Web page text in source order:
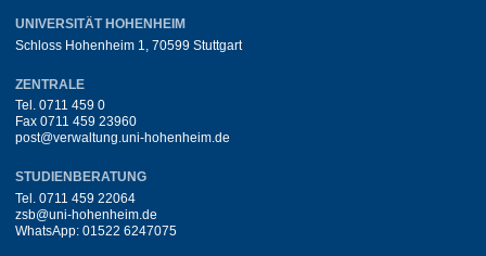
UNIVERSITÄT HOHENHEIM
Schloss Hohenheim 1, 70599 Stuttgart
ZENTRALE
Tel. 0711 459 0
Fax 0711 459 23960
post@verwaltung.uni-hohenheim.de
STUDIENBERATUNG
Tel. 0711 459 22064
zsb@uni-hohenheim.de
WhatsApp: 01522 6247075